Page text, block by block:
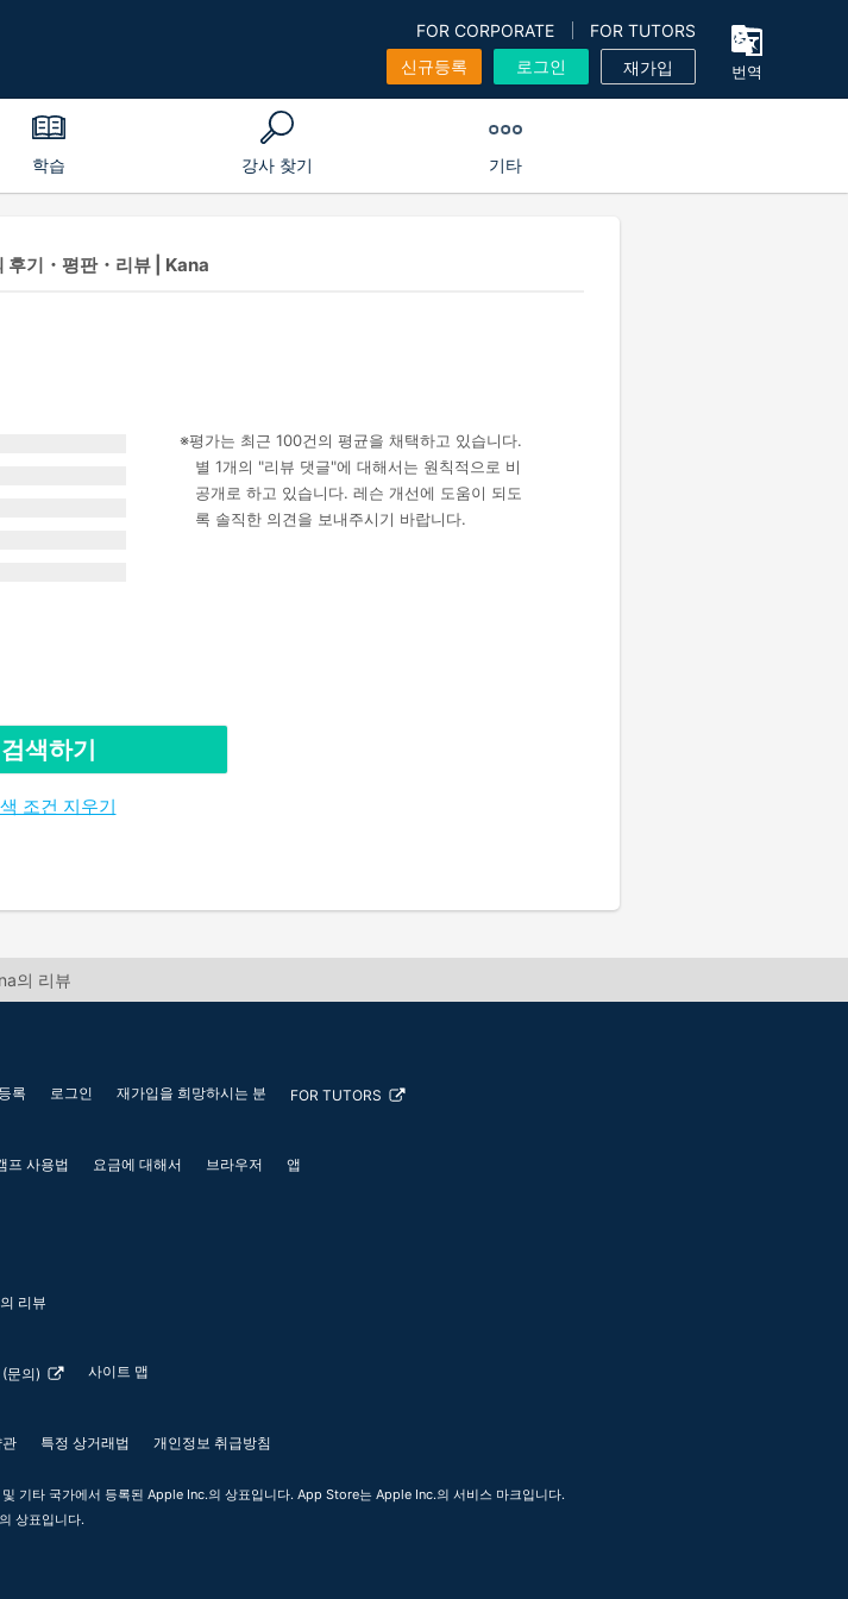
FOR CORPORATE
FOR TUTORS
신규등록
로그인 재가입 번역
학습 강사 찾기 기타
후기・평판・리뷰 | Kana
평가는 최근 100건의 평균을 채택하고 있습니다.
별 1개의 "리뷰 댓글"에 대해서는 원칙적으로 비
공개로 하고 있습니다. 레슨 개선에 도움이 되도
록 솔직한 의견을 보내주시기 바랍니다.
검색하기
조건 지우기
의 리뷰
록 로그인 재가입을 희망하시는 분 FOR TUTORS
프 사용법 요금에 대해서 브라우저 앱
리뷰
(문의) 사이트 맵
특정 상거래법 개인정보 취급방침
기타 국가에서 등록된 Apple Inc.의 상표입니다. App Store는 Apple Inc.의 서비스 마크입니다.
상표입니다.